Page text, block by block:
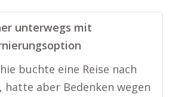
unterwegs mit
buchte eine Reise nach
hatte aber Bedenken wegen